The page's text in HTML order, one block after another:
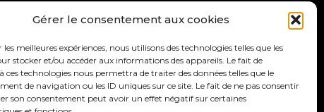
Gérer le consentement aux cookies
meilleures expériences, nous utilisons des technologies telles que les
stocker et/ou accéder aux informations des appareils. Le fait de
ces technologies nous permettra de traiter des données telles que le
de navigation ou les ID uniques sur ce site. Le fait de ne pas consentir
son consentement peut avoir un effet négatif sur certaines
d’info